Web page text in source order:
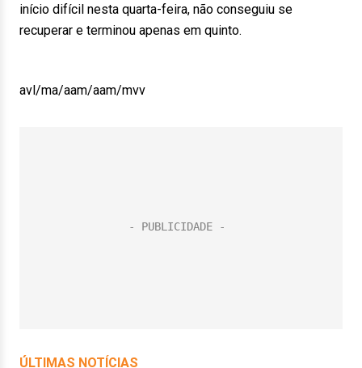
início difícil nesta quarta-feira, não conseguiu se
recuperar e terminou apenas em quinto.
avl/ma/aam/aam/mvv